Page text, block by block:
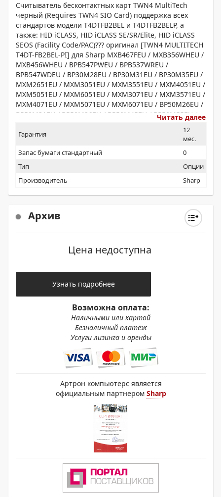
Считыватель бесконтактных карт TWN4 MultiTech
черный (Requires TWN4 SIO Card) поддержка всех
стандартов модели T4DTFB2BEL и T4DTFB2BELP, а
также: HID iCLASS, HID iCLASS SE/SR/Elite, HID iCLASS
SEOS (Facility Code/PAC)??? оригинал [TWN4 MULTITECH
T4DT-FB2BEL-PI] для Sharp MXB467FEU / MXB356WHEU /
MXB456WHEU / BPB547PWEU / BPB537WREU /
BPB547WDEU / BP30M28EU / BP30M31EU / BP30M35EU /
MXM2651EU / MXM3051EU / MXM3551EU / MXM4051EU /
MXM5051EU / MXM6051EU / MXM3071EU / MXM3571EU /
MXM4071EU / MXM5071EU / MXM6071EU / BP50M26EU /
BP50M31EU / BP50M36EU / BP50M45EU / BP50M55EU /
BP50M65EU / BP70M31EU / BP70M36EU / BP70M45EU /
BP70M55EU / BP70M65EU / MXM6570EE / MXM7570EE /
BP70M75EU / BP70M90EU / MXM905EE / MXM1055EE /
MXM1205EE / MXM1056EU / MXM1206EU / MXC303WHEU
/ MXC304WHEU / BPC533WREU / BPC542PWEU /
MX3051EU / MX3551EU / MX4051EU / MX5051EU /
MX6051EU / MX3061EU / MX3561EU / MX4061EU /
MX6071EU / BP50C26EU / BP50C31EU / BP50C36EU /
BP50C45EU / BP50C55EU / BP50C65EU / BP55C26EU /
MX6580NEE / MX7580NEE / MX7081EU / MX8081EU /
Читать далее
Гарантия
12
мес.
Запас бумаги стандартный
0
Тип
Опции
Производитель
Sharp
Архив
Цена недоступна
Узнать подробнее
Возможна оплата:
Наличными или картой
Безналичный платёж
Услуги лизинга и аренды
Артрон компьютерс является
официальным партнером Sharp